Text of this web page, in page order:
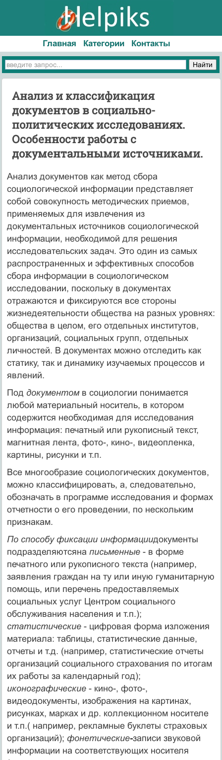
Главная Категории Контакты
Анализ и классификация
документов в социально-
политических исследованиях.
Особенности работы с
документальными источниками.
Анализ документов как метод сбора
социологической информации представляет
собой совокупность методических приемов,
применяемых для извлечения из
документальных источников социологической
информации, необходимой для решения
исследовательских задач. Это один из самых
распространенных и эффективных способов
сбора информации в социологическом
исследовании, поскольку в документах
отражаются и фиксируются все стороны
жизнедеятельности общества на разных уровнях:
общества в целом, его отдельных институтов,
организаций, социальных групп, отдельных
личностей. В документах можно отследить как
статику, так и динамику изучаемых процессов и
явлений.
Под документомв социологии понимается
любой материальный носитель, в котором
содержится необходимая для исследования
информация: печатный или рукописный текст,
магнитная лента, фото-, кино-, видеопленка,
картины, рисунки и т.п.
Все многообразие социологических документов,
можно классифицировать, а, следовательно,
обозначать в программе исследования и формах
отчетности о его проведении, по нескольким
признакам.
По способу фиксации информациидокументы
подразделяютсяна письменные- в форме
печатного или рукописного текста (например,
заявления граждан на ту или иную гуманитарную
помощь, или перечень предоставляемых
социальных услуг Центром социального
обслуживания населения и т.п.);
статистические- цифровая форма изложения
материала: таблицы, статистические данные,
отчеты и т.д. (например, статистические отчеты
организаций социального страхования по итогам
их работы за календарный год);
иконографические- кино-, фото-,
видеодокументы, изображения на картинах,
рисунках, марках и др. коллекционном носителе
и т.п.( например, рекламные буклеты страховых
организаций); фонетические-записи звуковой
информации на соответствующих носителя